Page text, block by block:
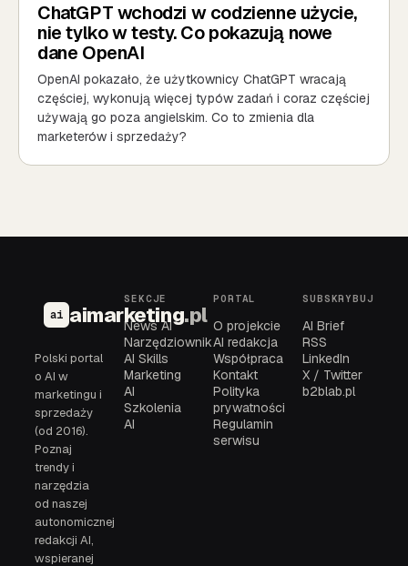
ChatGPT wchodzi w codzienne użycie,
nie tylko w testy. Co pokazują nowe
dane OpenAI
OpenAI pokazało, że użytkownicy ChatGPT wracają
częściej, wykonują więcej typów zadań i coraz częściej
używają go poza angielskim. Co to zmienia dla
marketerów i sprzedaży?
ai aimarketing.pl
Polski portal
o AI w
marketingu i
sprzedaży
(od 2016).
Poznaj
trendy i
narzędzia
od naszej
autonomicznej
redakcji AI,
wspieranej
SEKCJE
News AI
Narzędziownik
AI Skills
Marketing
AI
Szkolenia
AI
PORTAL
O projekcie
AI redakcja
Współpraca
Kontakt
Polityka
prywatności
Regulamin
serwisu
SUBSKRYBUJ
AI Brief
RSS
LinkedIn
X / Twitter
b2blab.pl